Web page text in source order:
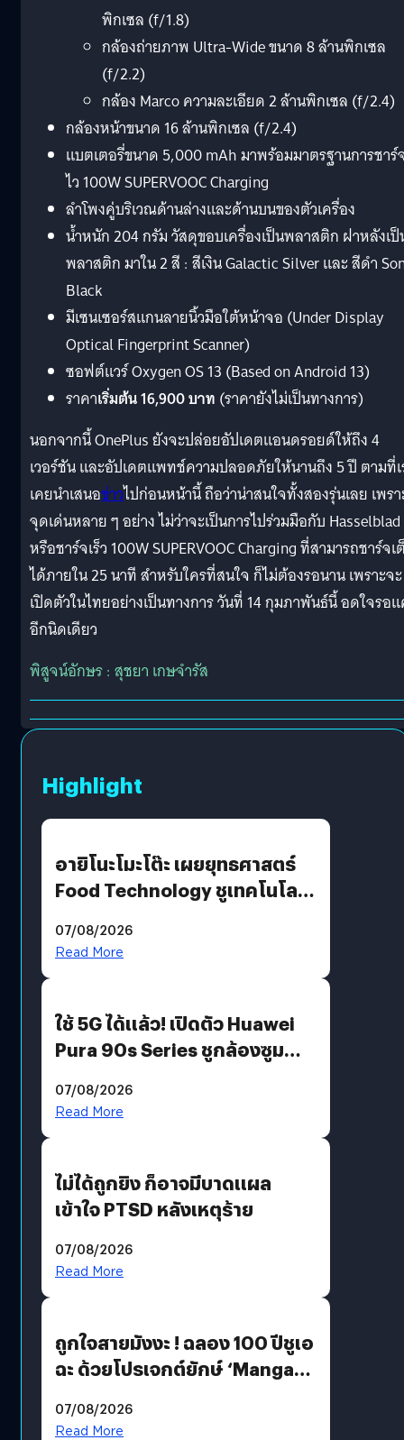
พิกเซล (f/1.8)
กล้องถ่ายภาพ Ultra-Wide ขนาด 8 ล้านพิกเซล
(f/2.2)
กล้อง Marco ความละเอียด 2 ล้านพิกเซล (f/2.4)
กล้องหน้าขนาด 16 ล้านพิกเซล (f/2.4)
แบตเตอรี่ขนาด 5,000 mAh มาพร้อมมาตรฐานการชาร์
ไว 100W SUPERVOOC Charging
ลำโพงคู่บริเวณด้านล่างและด้านบนของตัวเครื่อง
น้ำหนัก 204 กรัม วัสดุขอบเครื่องเป็นพลาสติก ฝาหลังเ
พลาสติก มาใน 2 สี : สีเงิน Galactic Silver และ สีดำ
Black
มีเซนเซอร์สแกนลายนิ้วมือใต้หน้าจอ (Under Display
Optical Fingerprint Scanner)
ซอฟต์แวร์ Oxygen OS 13 (Based on Android 13)
ราคาเริ่มต้น 16,900 บาท (ราคายังไม่เป็นทางการ)
นอกจากนี้ OnePlus ยังจะปล่อยอัปเดตแอนดรอยด์ให้ถึง 4
เวอร์ชัน และอัปเดตแพทช์ความปลอดภัยให้นานถึง 5 ปี ตามที่เ
เคยนำเสนอข่าวไปก่อนหน้านี้ ถือว่าน่าสนใจทั้งสองรุ่นเลย เพร
จุดเด่นหลาย ๆ อย่าง ไม่ว่าจะเป็นการไปร่วมมือกับ Hasselblad
หรือชาร์จเร็ว 100W SUPERVOOC Charging ที่สามารถชาร์จเ
ได้ภายใน 25 นาที สำหรับใครที่สนใจ ก็ไม่ต้องรอนาน เพราะจะ
เปิดตัวในไทยอย่างเป็นทางการ วันที่ 14 กุมภาพันธ์นี้ อดใจรอ
อีกนิดเดียว
พิสูจน์อักษร : สุชยา เกษจำรัส
Highlight
อายิโนะโมะโต๊ะ เผยยุทธศาสตร์
Food Technology ชูเทคโนโลยี
บริโภคและ B2B
07/08/2026
Read More
ใช้ 5G ได้แล้ว! เปิดตัว Huawei
Pura 90s Series ชูกล้องซูม
07/08/2026
Read More
ไม่ได้ถูกยิง ก็อาจมีบาดแผล
เข้าใจ PTSD หลังเหตุร้าย
07/08/2026
Read More
ถูกใจสายมังงะ ! ฉลอง 100 ปีชูเอ
ฉะ ด้วยโปรเจกต์ยักษ์ ‘Manga
มีภาษาไทยด้วย
07/08/2026
Read More